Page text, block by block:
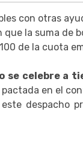
con otras
que la suma de
de la cuota
se celebre a
en el
despacho